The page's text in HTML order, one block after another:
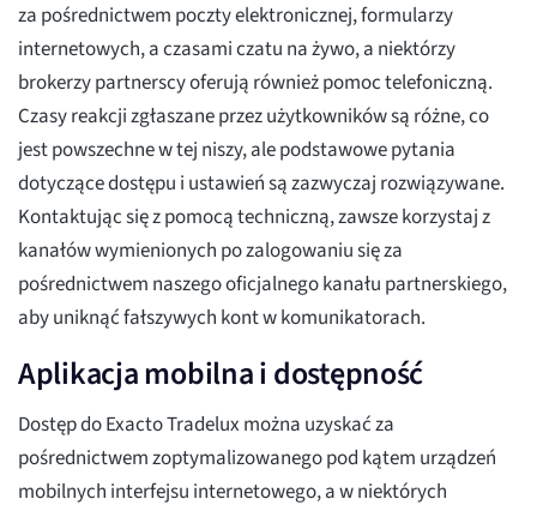
za pośrednictwem poczty elektronicznej, formularzy
internetowych, a czasami czatu na żywo, a niektórzy
brokerzy partnerscy oferują również pomoc telefoniczną.
Czasy reakcji zgłaszane przez użytkowników są różne, co
jest powszechne w tej niszy, ale podstawowe pytania
dotyczące dostępu i ustawień są zazwyczaj rozwiązywane.
Kontaktując się z pomocą techniczną, zawsze korzystaj z
kanałów wymienionych po zalogowaniu się za
pośrednictwem naszego oficjalnego kanału partnerskiego,
aby uniknąć fałszywych kont w komunikatorach.
Aplikacja mobilna i dostępność
Dostęp do Exacto Tradelux można uzyskać za
pośrednictwem zoptymalizowanego pod kątem urządzeń
mobilnych interfejsu internetowego, a w niektórych